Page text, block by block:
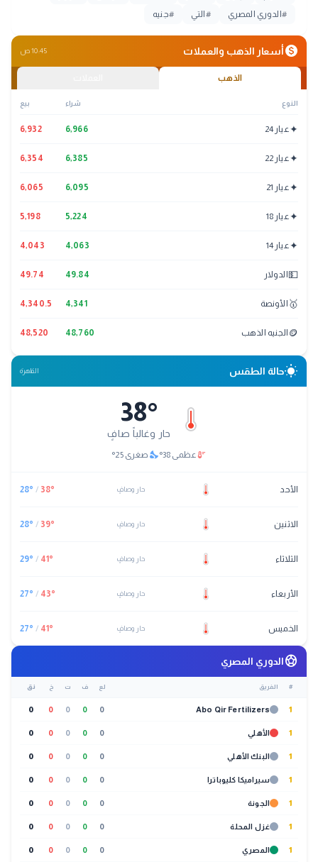
#الدوري المصري #التي #جنيه
monetization_onأسعار الذهب والعملات 10:45 ص
الذهب
النوع شراء بيع
✦عيار 24 6,966
6,932
✦عيار 22 6,385
6,354
✦عيار 21 6,095
6,065
✦عيار 18 5,224
5,198
✦عيار 14 4,063
4,043
💵الدولار 49.84
49.74
🥇 الأونصة 4,341
4,340.5
🪙 الجنيه الذهب 48,760
48,520
wb_sunnyحالة الطقس القاهرة
38°
حار وغالباً صافٍ
thermostatعظمى 38
°
nights_stay صغرى25
°
الأحد حار وصافٍ 38°
/
28°
الاثنين حار وصافٍ 39°
/
28°
الثلاثاء حار وصافٍ 41°
/
29°
الأربعاء حار وصافٍ 43°
/
27°
الخميس حار وصافٍ 41°
/
27°
sports_soccerالدوري المصري
# الفريق لع ف ت خ نق
1
Abo Qir Fertilizers
0
0
0
0
0
1 الأهلي 0
0
0
0
0
1 البنك الأهلي 0
0
0
0
0
1 سيراميكا كليوباترا 0
0
0
0
0
1 الجونة 0
0
0
0
0
1 غزل المحلة 0
0
0
0
0
1 المصري 0
0
0
0
0